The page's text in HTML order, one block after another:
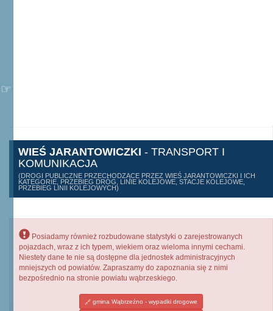
WIEŚ JARANTOWICZKI - TRANSPORT I
KOMUNIKACJA
(DROGI PUBLICZNE PRZECHODZĄCE PRZEZ WIEŚ JARANTOWICZKI I ICH
KATEGORIE, PRZEBIEG DRÓG, LINIE KOLEJOWE, STACJE KOLEJOWE,
PRZEBIEG LINII KOLEJOWYCH)
Posiadamy również rozbudowane statystyki o zarejestrowanych
pojazdach, wraz z ich typem, wiekiem oraz wieloma innymi cechami.
Niestety dane te nie są dostępne dla jednostek administracyjnych
mniejszych od powiatów. Zapraszamy do zapoznania się z nimi
bezpośrednio na stronie powiatu wąbrzeskiego.
gmina Wąbrzeźno - wypadki drogowe